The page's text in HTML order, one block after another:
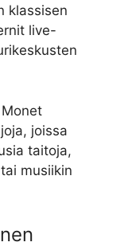
klassisen
live-
joissa
taitoja,
musiikin